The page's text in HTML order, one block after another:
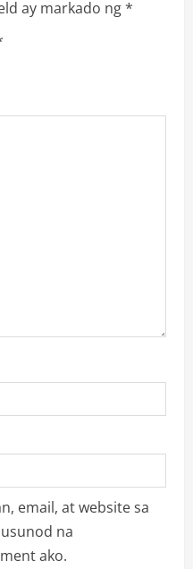
ay markado ng*
email, at website sa
na
ako.